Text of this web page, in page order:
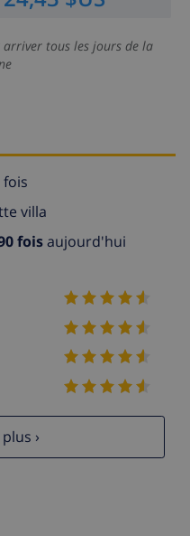
arriver tous les jours de la
fois
villa
foisaujourd'hui
›